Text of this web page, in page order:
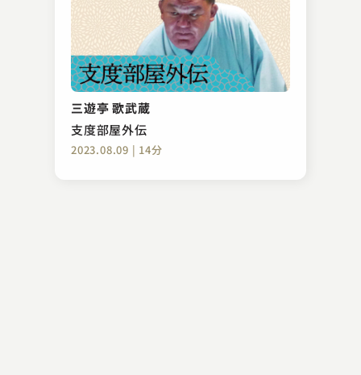
三遊亭 歌武蔵
支度部屋外伝
2023.08.09 | 14分
古今亭 菊之丞
初天神
2023.06.24 | 9分